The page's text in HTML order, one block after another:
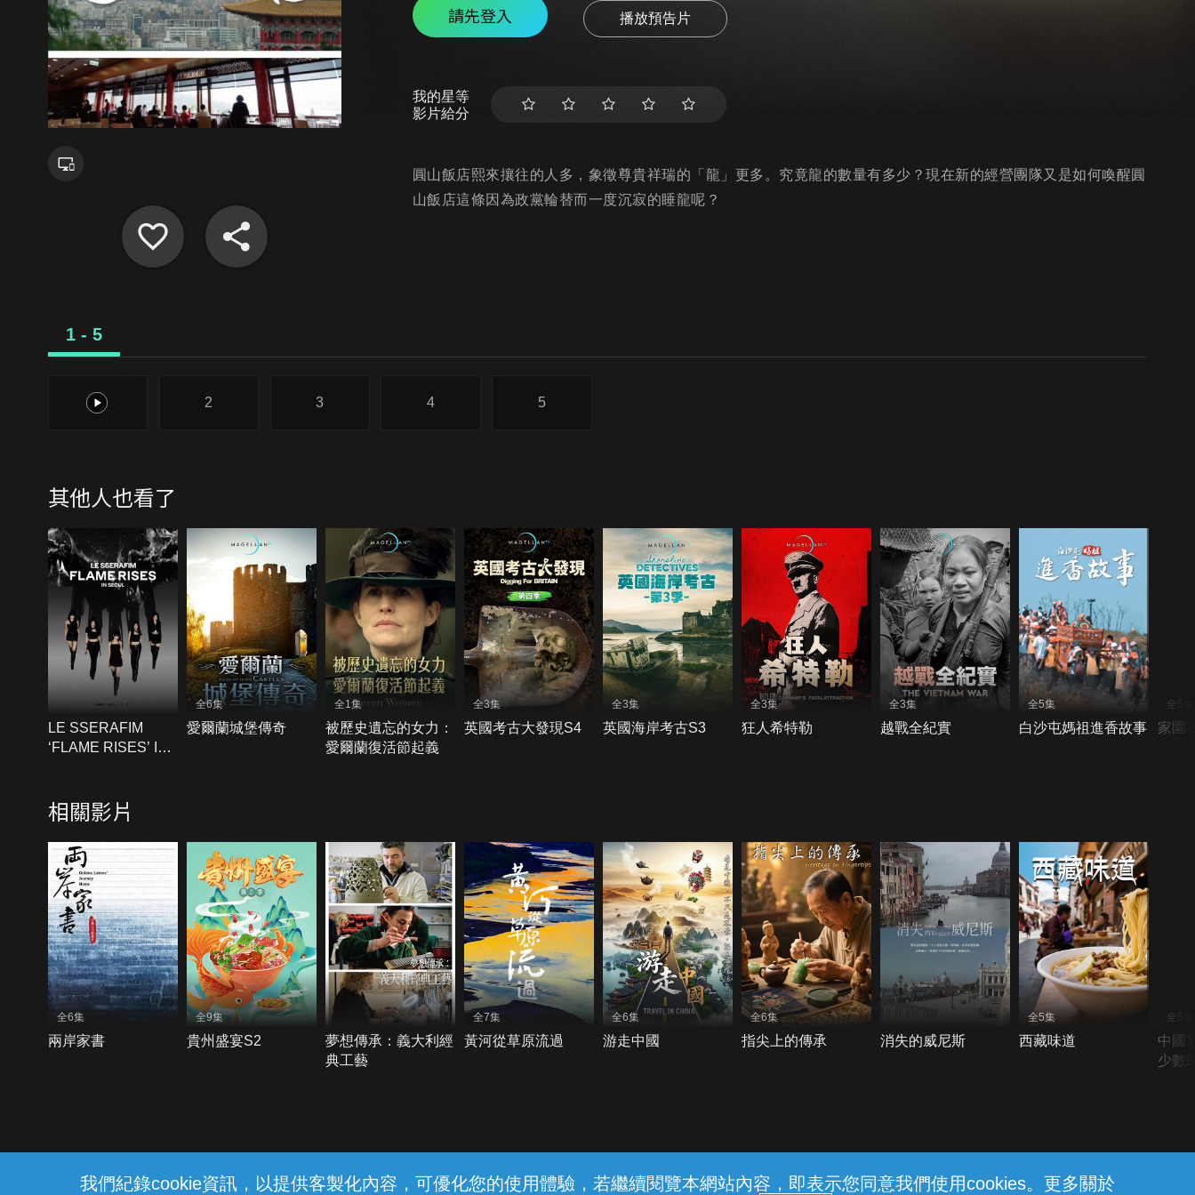
我們紀錄cookie資訊，以提供客製化內容，可優化您的使用體驗，若繼續閱覽本網站內容，即表示您同意我們使用cookies。更多關於
請先登入 播放預告片
我的星等
影片給分
圓山飯店熙來攘往的人多，象徵尊貴祥瑞的「龍」更多。究竟龍的數量有多少？現在新的經營團隊又是如何喚醒圓
山飯店這條因為政黨輪替而一度沉寂的睡龍呢？
1 - 5
1 2 3 4 5
其他人也看了
LE SSERAFIM
‘FLAME RISES’ IN
全6集
愛爾蘭城堡傳奇
全1集
被歷史遺忘的女力：
愛爾蘭復活節起義
全3集
英國考古大發現S4
全3集
英國海岸考古S3
全3集
狂人希特勒
全3集
越戰全紀實
全5集
白沙屯媽祖進香故事
全5集
家園
相關影片
全6集
兩岸家書
全9集
貴州盛宴S2
夢想傳承：義大利經
典工藝
全7集
黃河從草原流過
全6集
游走中國
全6集
指尖上的傳承 消失的威尼斯
全5集
西藏味道
全5集
中國
少數
線上客服 服務條款 隱私權保護